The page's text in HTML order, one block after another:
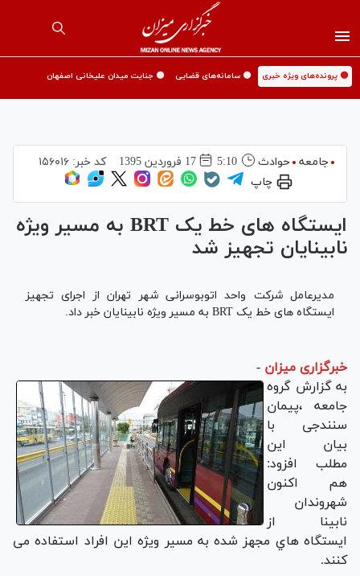
🟡 پرونده‌های ویژه خبری 🟡 سامانه‌های قضایی 🟡 جنایت میدان علیخانی اصفهان
جامعه حوادث 5:10 17 فروردين 1395 کد خبر: ۱۵۶۰۱۶
چاپ
ایستگاه های خط یک BRT به مسیر ویژه
نابینایان تجهیز شد
مدیرعامل شرکت واحد اتوبوسرانی شهر تهران از اجرای تجهیز
ایستگاه های خط یک BRT به مسیر ویژه نابینایان خبر داد.
خبرگزاری میزان -
به گزارش گروه
جامعه ،پیمان
سنندجی با
بیان این
مطلب افزود:
هم اکنون
شهروندان
نابينا از
ايستگاه هاي مجهز شده به مسير ويژه این افراد استفاده می
کنند.